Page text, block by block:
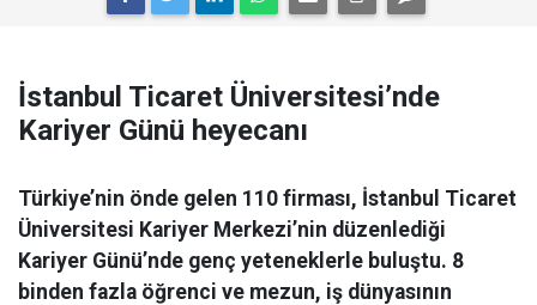
İstanbul Ticaret Üniversitesi’nde
Kariyer Günü heyecanı
Türkiye’nin önde gelen 110 firması, İstanbul Ticaret
Üniversitesi Kariyer Merkezi’nin düzenlediği
Kariyer Günü’nde genç yeteneklerle buluştu. 8
binden fazla öğrenci ve mezun, iş dünyasının